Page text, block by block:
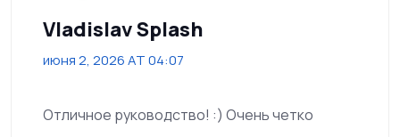
Vladislav Splash
июня 2, 2026 AT 04:07
Отличное руководство! :) Очень четко